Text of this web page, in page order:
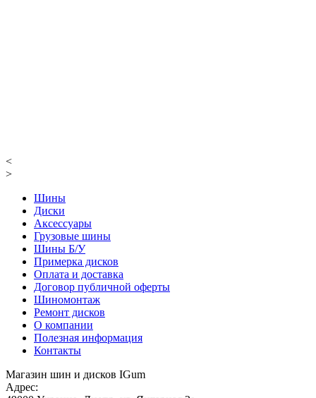
<
>
Шины
Диски
Аксессуары
Грузовые шины
Шины Б/У
Примерка дисков
Оплата и доставка
Договор публичной оферты
Шиномонтаж
Ремонт дисков
О компании
Полезная информация
Контакты
Магазин шин и дисков IGum
Адрес: